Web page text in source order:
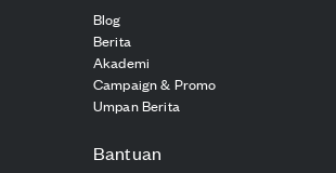
Blog
Berita
Akademi
Campaign & Promo
Umpan Berita
Bantuan